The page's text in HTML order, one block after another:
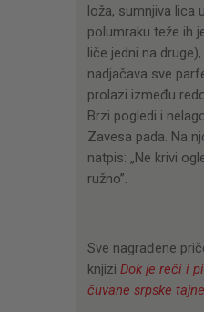
loža, sumnjiva lica
polumraku teže ih
liče jedni na
nadjačava sve
prolazi između
Brzi pogledi i
Zavesa pada. Na
natpis: „Ne krivi
ružno”.
Sve nagrađene
knjizi Dok je reči i
čuvane srpske tajne